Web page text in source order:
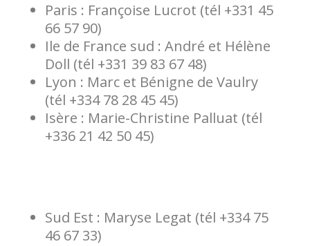
Paris : Françoise Lucrot (tél +331 45
66 57 90)
Ile de France sud : André et Hélène
Doll (tél +331 39 83 67 48)
Lyon : Marc et Bénigne de Vaulry
(tél +334 78 28 45 45)
Isère : Marie-Christine Palluat (tél
+336 21 42 50 45)
Sud Est : Maryse Legat (tél +334 75
46 67 33)